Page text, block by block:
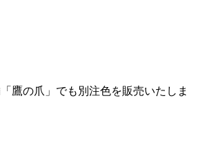
鷹の爪」でも別注色を販売いたしま